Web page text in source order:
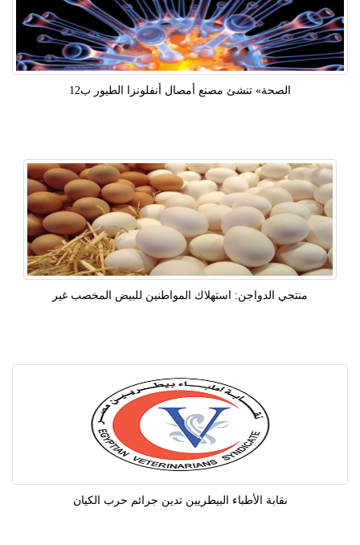
الصحة» تنشئ مصنع أمصال أنفلونزا الطيور ب12
منتجي الدواجن: استهلاك المواطنين للبيض المخصب غير
نقابة الأطباء البيطريين تدين جرائم حرب الكيان